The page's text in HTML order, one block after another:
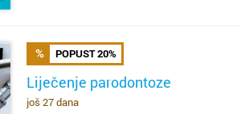
SAZNAJ VIŠE
POPUST 20%
Liječenje parodontoze
još 27 dana